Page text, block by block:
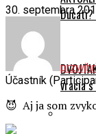
vracia s
30. septembra
Účastník
😈 Aj ja som